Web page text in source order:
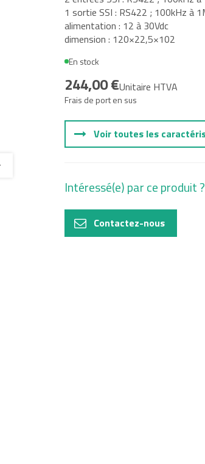
1 sortie SSI : RS422 ; 100kHz à
alimentation : 12 à 30Vdc
dimension : 120×22,5×102
En stock
244,00 €Unitaire HTVA
Frais de port en sus
Voir toutes les
Intéressé(e) par ce produit
Contactez-nous